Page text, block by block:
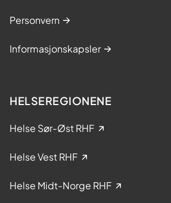
Personvern
Informasjonskapsler
HELSEREGIONENE
Helse Sør-Øst RHF
Helse Vest RHF
Helse Midt-Norge RHF